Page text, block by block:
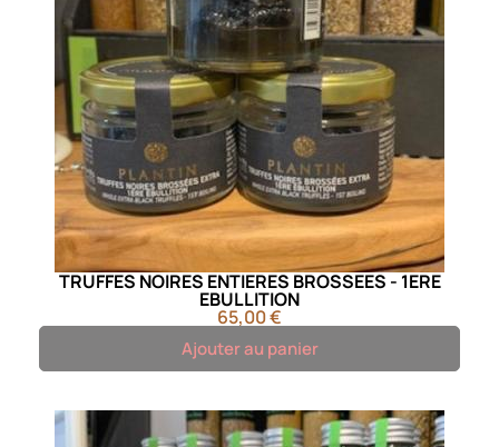
TRUFFES NOIRES ENTIERES BROSSEES - 1ERE
EBULLITION
65,00 €
Ajouter au panier